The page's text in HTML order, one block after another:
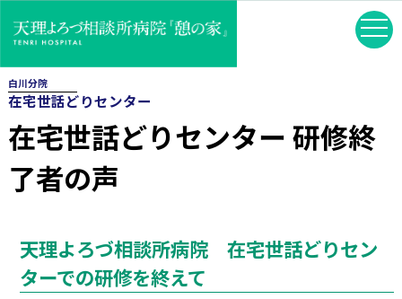
白川分院
在宅世話どりセンター
在宅世話どりセンター 研修終
了者の声
天理よろづ相談所病院 在宅世話どりセン
ターでの研修を終えて